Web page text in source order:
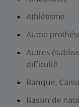
Athlétisme
Audio
Autres
difficulté
Banque,
Bassin de